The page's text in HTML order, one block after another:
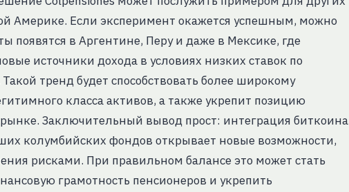
Америке. Если эксперимент окажется успешным, можно
появятся в Аргентине, Перу и даже в Мексике, где
источники дохода в условиях низких ставок по
тренд будет способствовать более широкому
класса активов, а также укрепит позицию
Заключительный вывод прост: интеграция биткоина
колумбийских фондов открывает новые возможности,
рисками. При правильном балансе это может стать
грамотность пенсионеров и укрепить